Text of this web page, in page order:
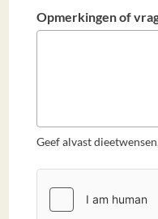
Opmerkingen of
Geef alvast